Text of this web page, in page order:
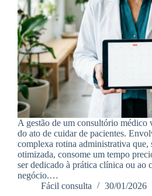
A gestão de um consultório médico
do ato de cuidar de pacientes.
complexa rotina administrativa que,
otimizada, consome um tempo
ser dedicado à prática clínica ou ao
negócio.…
Fácil consulta
30/01/2026